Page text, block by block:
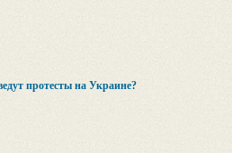
протесты на Украине?